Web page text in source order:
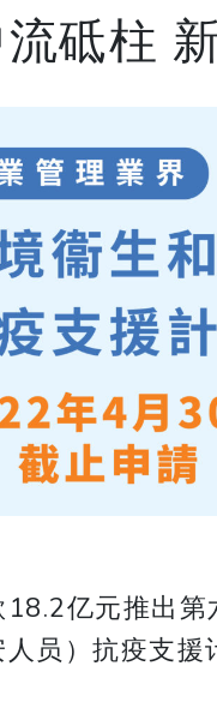
砥柱
亿元推出
员）抗疫支